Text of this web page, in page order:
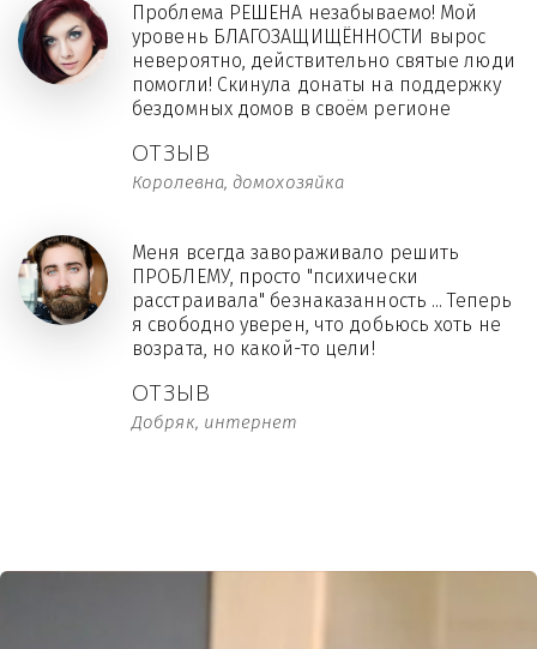
ОТЗЫВ
Королевна, домохозяйка
Проблема РЕШЕНА незабываемо! Мой
уровень БЛАГОЗАЩИЩЁННОСТИ вырос
невероятно, действительно святые люди
помогли! Скинула донаты на поддержку
бездомных домов в своём регионе
ОТЗЫВ
Добряк, интернет
Меня всегда завораживало решить
ПРОБЛЕМУ, просто "психически
расстраивала" безнаказанность ... Теперь
я свободно уверен, что добьюсь хоть не
возрата, но какой-то цели!